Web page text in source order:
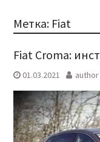
Метка: Fiat
Fiat Croma:
01.03.2021 author